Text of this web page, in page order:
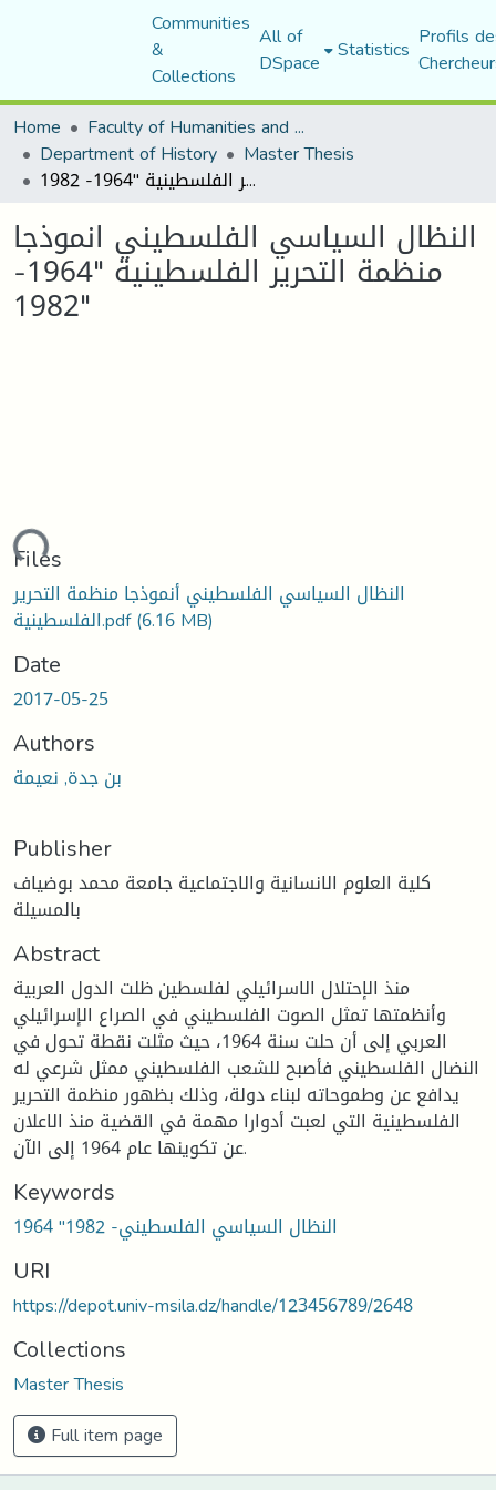
Communities
&
Collections
All of
DSpace Statistics Profils
Home
Faculty of Humanities and Social Sciences
Department of History Master Thesis
النظال السياسي الفلسطيني انموذجا منظمة التحرير الفلسطينية "1964- 1982"
النظال السياسي الفلسطيني انموذجا
منظمة التحرير الفلسطينية "1964-
1982"
Files
النظال السياسي الفلسطيني أنموذجا منظمة التحرير
الفلسطينية.pdf(6.16 MB)
Date
2017-05-25
Authors
بن جدة, نعيمة
Publisher
كلية العلوم الانسانية والاجتماعية جامعة محمد بوضياف
بالمسيلة
Abstract
منذ الإحتلال الاسرائيلي لفلسطين ظلت الدول العربية
وأنظمتها تمثل الصوت الفلسطيني في الصراع الإسرائيلي
العربي إلى أن حلت سنة 1964، حيث مثلت نقطة تحول في
النضال الفلسطيني فأصبح للشعب الفلسطيني ممثل شرعي له
يدافع عن وطموحاته لبناء دولة، وذلك بظهور منظمة التحرير
الفلسطينية التي لعبت أدوارا مهمة في القضية منذ الاعلان
عن تكوينها عام 1964 إلى الآن.
Keywords
النظال السياسي الفلسطيني- 1982" 1964
URI
https://depot.univ-msila.dz/handle/123456789/2648
Collections
Master Thesis
Full item page